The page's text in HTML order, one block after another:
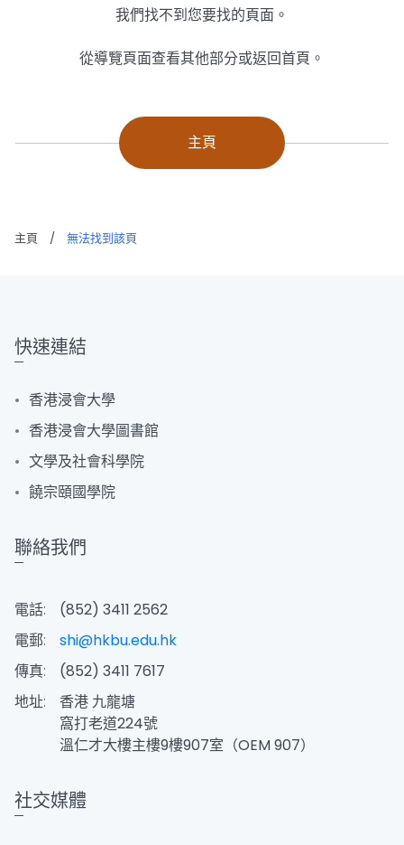
我們找不到您要找的頁面。
從導覽頁面查看其他部分或返回首頁。
主頁
主頁 / 無法找到該頁
快速連結
香港浸會大學
香港浸會大學圖書館
文學及社會科學院
饒宗頤國學院
聯絡我們
電話:
(852) 3411 2562
電郵:
shi@hkbu.edu.hk
傳真:
(852) 3411 7617
地址:
香港 九龍塘
窩打老道224號
溫仁才大樓主樓9樓907室（OEM 907）
社交媒體